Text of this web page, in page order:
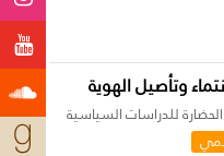
وتأصيل الهوية
للدراسات السياسية